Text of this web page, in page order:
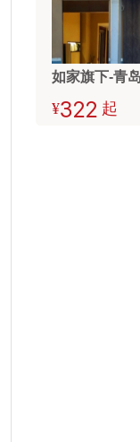
¥ 起